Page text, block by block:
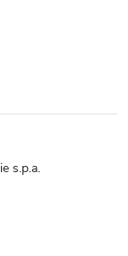
s.p.a.